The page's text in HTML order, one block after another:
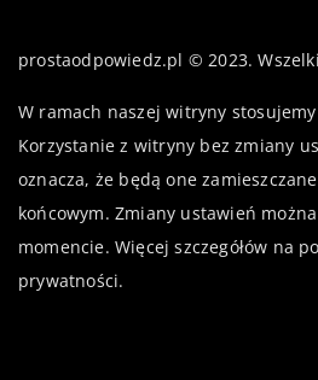
prostaodpowiedz.pl © 2023.
W ramach naszej witryny
Korzystanie z witryny bez zmiany
oznacza, że będą one
końcowym. Zmiany ustawień
momencie. Więcej szczegółów na
prywatności.